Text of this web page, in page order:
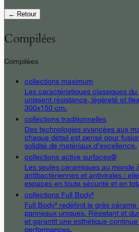
← Retour
Compilées
Compilées
collections maximum
Les caractéristiques classiques
unissent résistance, légèreté et
300x150 cm.
collections traditionnelles
Des technologies avancées aux
chaque détail est pensé pour
solidité de matériaux d’excellence.
collections active surfaces®
Les seules céramiques au monde
antibactériennes et antivirales :
espaces en toute sécurité et en
collections Full Body³
Full Body³ redéfinit le grès
panneaux uniques. Résistant et
et garantit une esthétique continue
performances.